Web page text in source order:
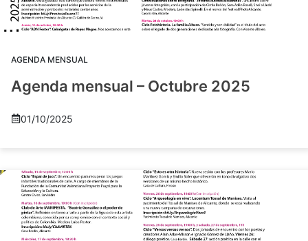
AGENDA MENSUAL
Agenda mensual – Octubre 2025
01/10/2025